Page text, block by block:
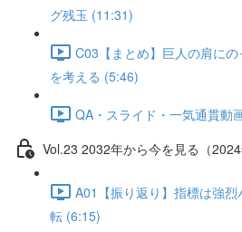
グ残玉 (11:31)
C03【まとめ】巨人の肩に
を考える (5:46)
QA・スライド・一気通貫動
Vol.23 2032年から今を見る（2024
A01【振り返り】指標は強
転 (6:15)